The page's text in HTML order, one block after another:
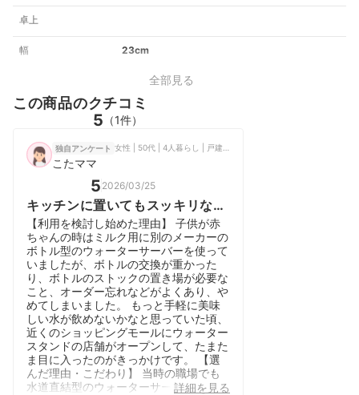
卓上
幅 23cm
全部見る
この商品のクチコミ
5 （1件）
独自アンケート
こたママ
5 2026/03/25
キッチンに置いてもスッキリな水
道直結浄水型ウォーターサーバー
【利用を検討し始めた理由】 子供が赤
ちゃんの時はミルク用に別のメーカーの
ボトル型のウォーターサーバーを使って
いましたが、ボトルの交換が重かった
り、ボトルのストックの置き場が必要な
こと、オーダー忘れなどがよくあり、や
めてしまいました。 もっと手軽に美味
しい水が飲めないかなと思っていた頃、
近くのショッピングモールにウォーター
スタンドの店舗がオープンして、たまた
ま目に入ったのがきっかけです。 【選
んだ理由・こだわり】 当時の職場でも
水道直結型のウォーターサーバーを使用
詳細を見る